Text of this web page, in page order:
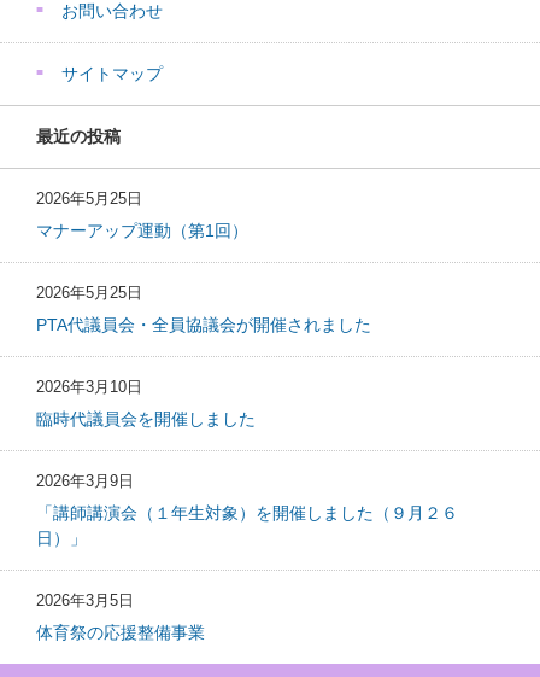
お問い合わせ
サイトマップ
最近の投稿
2026年5月25日
マナーアップ運動（第1回）
2026年5月25日
PTA代議員会・全員協議会が開催されました
2026年3月10日
臨時代議員会を開催しました
2026年3月9日
「講師講演会（１年生対象）を開催しました（９月２６
日）」
2026年3月5日
体育祭の応援整備事業